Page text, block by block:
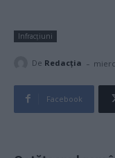
Infracțiuni
De Redacţia -
Facebook